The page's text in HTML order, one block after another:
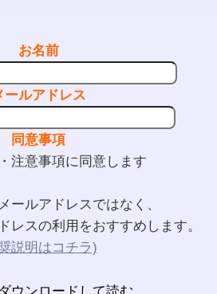
お名前
ールアドレス
同意事項
注意事項に同意します
ールアドレスではなく、
レスの利用をおすすめします。
説明はコチラ)